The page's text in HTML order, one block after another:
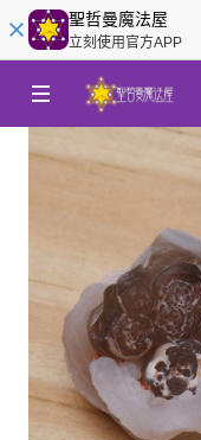
聖哲曼魔法屋
立刻使用官方APP